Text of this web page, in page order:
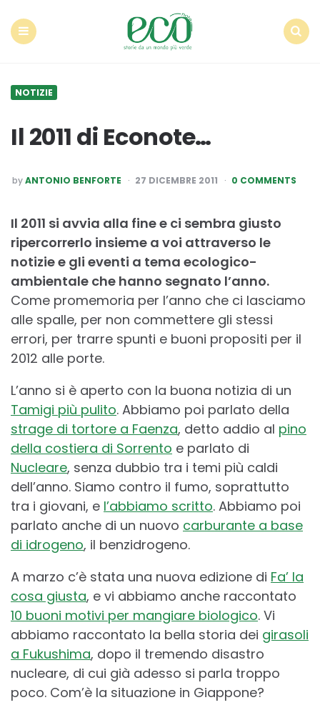
NOTIZIE
Il 2011 di Econote…
POSTED
BY
byANTONIO BENFORTE 27 DICEMBRE 2011 0 COMMENTS
Il 2011 si avvia alla fine e ci sembra giusto
ripercorrerlo insieme a voi attraverso le
notizie e gli eventi a tema ecologico-
ambientale che hanno segnato l’anno.
Come promemoria per l’anno che ci lasciamo
alle spalle, per non commettere gli stessi
errori, per trarre spunti e buoni propositi per il
2012 alle porte.
L’anno si è aperto con la buona notizia di un
Tamigi più pulito. Abbiamo poi parlato della
strage di tortore a Faenza, detto addio al pino
della costiera di Sorrento e parlato di
Nucleare, senza dubbio tra i temi più caldi
dell’anno. Siamo contro il fumo, soprattutto
tra i giovani, e l’abbiamo scritto. Abbiamo poi
parlato anche di un nuovo carburante a base
di idrogeno, il benzidrogeno.
A marzo c’è stata una nuova edizione di Fa’ la
cosa giusta, e vi abbiamo anche raccontato
10 buoni motivi per mangiare biologico. Vi
abbiamo raccontato la bella storia dei girasoli
a Fukushima, dopo il tremendo disastro
nucleare, di cui già adesso si parla troppo
poco. Com’è la situazione in Giappone?